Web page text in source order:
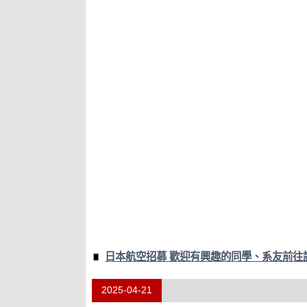
日本航空招募 歡迎有興趣的同學、系友前往
2025-04-21